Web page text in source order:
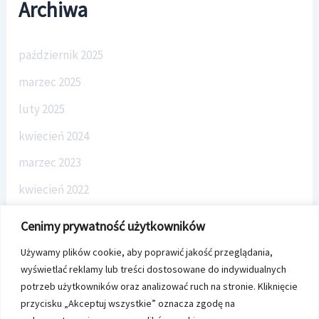
Cenimy prywatność użytkowników
Używamy plików cookie, aby poprawić jakość przeglądania,
wyświetlać reklamy lub treści dostosowane do indywidualnych
potrzeb użytkowników oraz analizować ruch na stronie. Kliknięcie
przycisku „Akceptuj wszystkie” oznacza zgodę na
Archiwa
październik 2025
marzec 2025
luty 2025
kwiecień 2024
marzec 2023
kwiecień 2022
październik 2021
luty 2021